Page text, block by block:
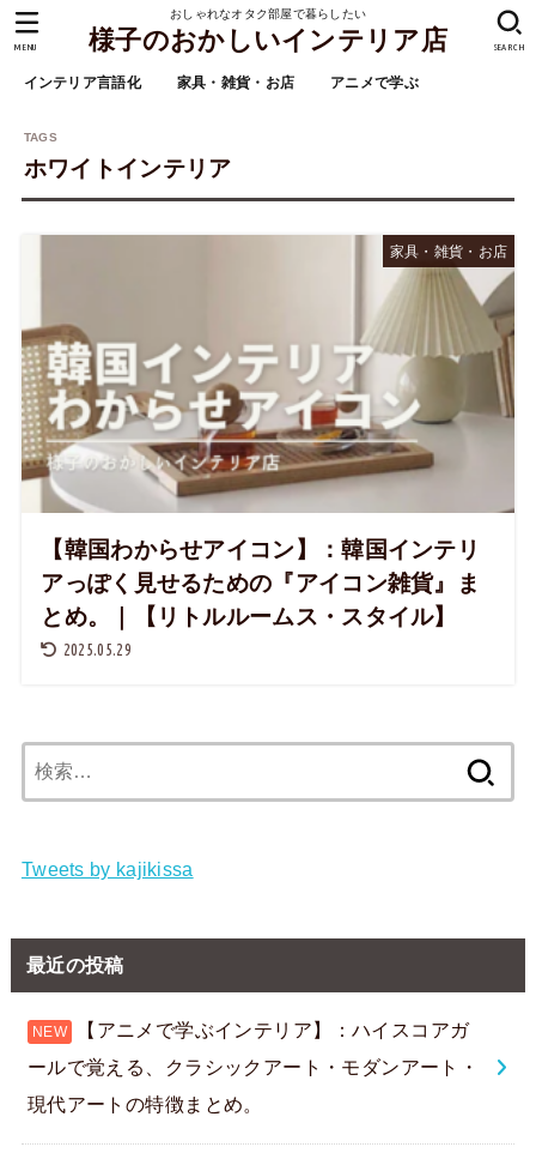
おしゃれなオタク部屋で暮らしたい
様子のおかしいインテリア店
インテリア言語化 家具・雑貨・お店 アニメで学ぶ
SEARCH
MENU
ホワイトインテリア
家具・雑貨・お店
【韓国わからせアイコン】：韓国インテリ
アっぽく見せるための『アイコン雑貨』ま
とめ。｜【リトルルームス・スタイル】
2025.05.29
索:
Tweets by kajikissa
最近の投稿
【アニメで学ぶインテリア】：ハイスコアガ
ールで覚える、クラシックアート・モダンアート・
現代アートの特徴まとめ。